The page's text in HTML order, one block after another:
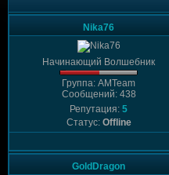
Nika76
Начинающий Волшебник
Группа: AMTeam
Сообщений: 438
Репутация: 5
Статус: Offline
GoldDragon